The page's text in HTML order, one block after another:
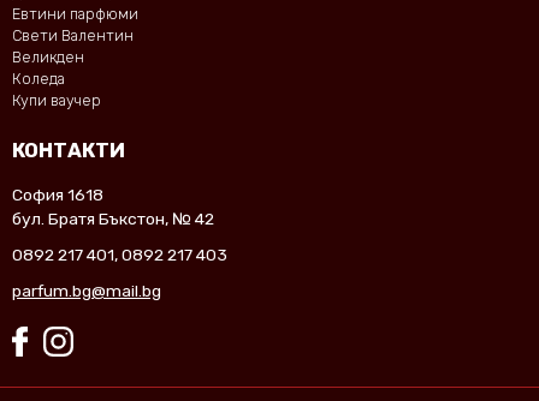
Евтини парфюми
Свети Валентин
Великден
Коледа
Купи ваучер
КОНТАКТИ
София 1618
бул. Братя Бъкстон, № 42
0892 217 401,0892 217 403
parfum.bg@mail.bg